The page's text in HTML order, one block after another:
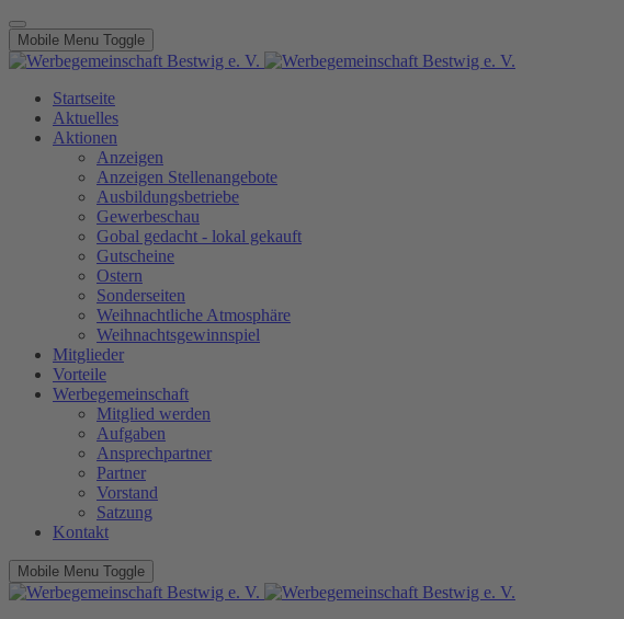
Mobile Menu Toggle
Startseite
Aktuelles
Aktionen
Anzeigen
Anzeigen Stellenangebote
Ausbildungsbetriebe
Gewerbeschau
Gobal gedacht - lokal gekauft
Gutscheine
Ostern
Sonderseiten
Weihnachtliche Atmosphäre
Weihnachtsgewinnspiel
Mitglieder
Vorteile
Werbegemeinschaft
Mitglied werden
Aufgaben
Ansprechpartner
Partner
Vorstand
Satzung
Kontakt
Mobile Menu Toggle